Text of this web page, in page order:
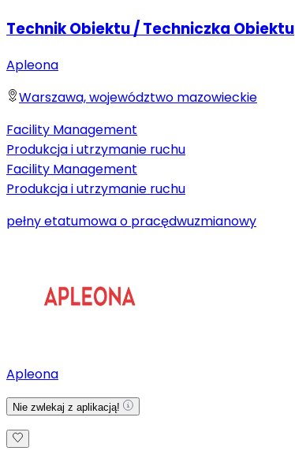
Technik Obiektu / Techniczka Obiektu
Apleona
Warszawa, województwo mazowieckie
Facility Management
Produkcja i utrzymanie ruchu
Facility Management
Produkcja i utrzymanie ruchu
pełny etatumowa o pracędwuzmianowy
Apleona
Nie zwlekaj z aplikacją!